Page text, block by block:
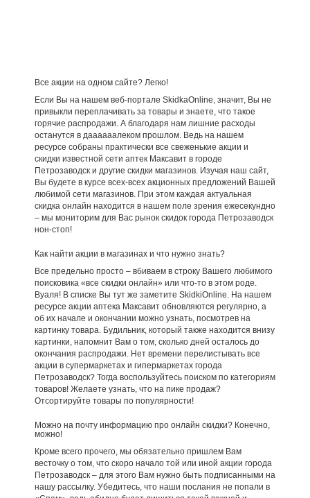
Все акции на одном сайте? Легко!
Если Вы на нашем веб-портале SkidkaOnline, значит, Вы не
привыкли переплачивать за товары и знаете, что такое
горячие распродажи. А благодаря нам лишние расходы
останутся в даааааалеком прошлом. Ведь на нашем
ресурсе собраны практически все свеженькие акции и
скидки известной сети аптек Максавит в городе
Петрозаводск и другие скидки магазинов. Изучая наш сайт,
Вы будете в курсе всех-всех акционных предложений Вашей
любимой сети магазинов. При этом каждая актуальная
скидка онлайн находится в нашем поле зрения ежесекундно
– мы мониторим для Вас рынок скидок города Петрозаводск
нон-стоп!
Как найти акции в магазинах и что нужно знать?
Все предельно просто – вбиваем в строку Вашего любимого
поисковика «все скидки онлайн» или что-то в этом роде.
Вуаля! В списке Вы тут же заметите SkidkiOnline. На нашем
ресурсе акции аптека Максавит обновляются регулярно, а
об их начале и окончании можно узнать, посмотрев на
картинку товара. Будильник, который также находится внизу
картинки, напомнит Вам о том, сколько дней осталось до
окончания распродажи. Нет времени перелистывать все
акции в супермаркетах и гипермаркетах города
Петрозаводск? Тогда воспользуйтесь поиском по категориям
товаров! Желаете узнать, что на пике продаж?
Отсортируйте товары по популярности!
Можно на почту информацию про онлайн скидки? Конечно,
можно!
Кроме всего прочего, мы обязательно пришлем Вам
весточку о том, что скоро начало той или иной акции города
Петрозаводск – для этого Вам нужно быть подписанными на
нашу рассылку. Убедитесь, что наши послания не попали в